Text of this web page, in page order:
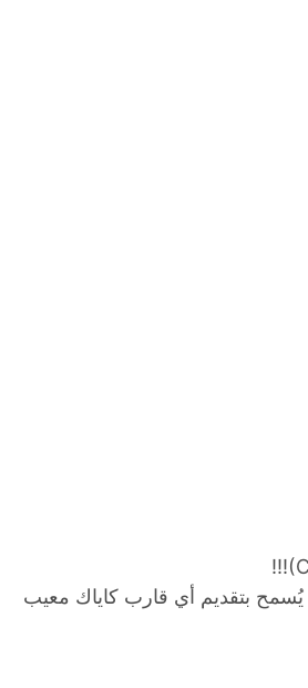
بتقديم أي قارب كاياك معيب